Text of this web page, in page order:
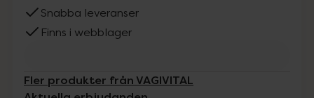
Snabba leveranser
Finns i webblager
Fler produkter från VAGIVITAL